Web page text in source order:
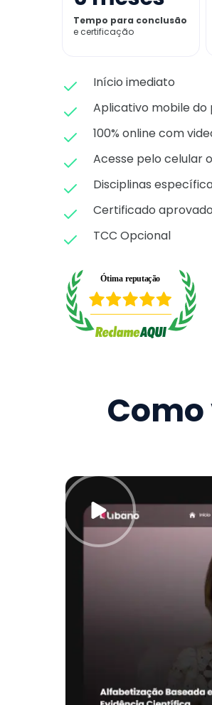
Tempo para conclusão
e certificação
Início imediato
Aplicativo mobile do
100% online com
Acesse pelo celular
Disciplinas
Certificado
TCC Opcional